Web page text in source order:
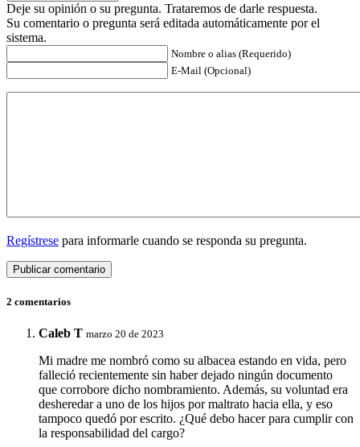
Deje su opinión o su pregunta. Trataremos de darle respuesta.
Su comentario o pregunta será editada automáticamente por el
sistema.
Nombre o alias (Requerido)
E-Mail (Opcional)
Regístrese para informarle cuando se responda su pregunta.
2 comentarios
Caleb T marzo 20 de 2023
Mi madre me nombró como su albacea estando en vida, pero
falleció recientemente sin haber dejado ningún documento
que corrobore dicho nombramiento. Además, su voluntad era
desheredar a uno de los hijos por maltrato hacia ella, y eso
tampoco quedó por escrito. ¿Qué debo hacer para cumplir con
la responsabilidad del cargo?